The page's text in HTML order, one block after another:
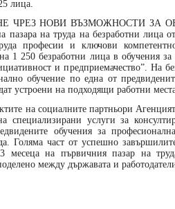
лица.
ЧРЕЗ НОВИ ВЪЗМОЖНОСТИ ЗА
пазара на труда на безработни лица
професии и ключови
1 250 безработни лица в обучения
и предприемачество”. На
обучение по една от
устроени на подходящи работни
на социалните партньори
специализирани услуги за
обучения за
Голяма част от успешно
месеца на първичния пазар на
между държавата и